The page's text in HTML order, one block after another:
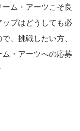
ム・アーツこそ良
プはどうしても必
、挑戦したい方、
・アーツへの応募